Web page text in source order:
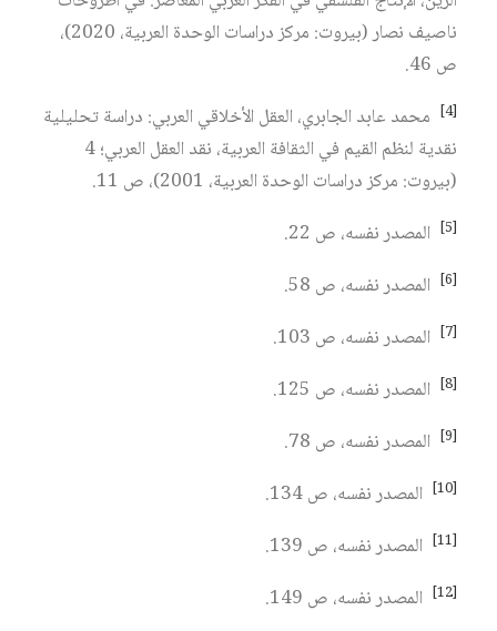
ناصيف نصار (بيروت: مركز دراسات الوحدة العربية، 2020)،
ص 46.
[4]
محمد عابد الجابري، العقل الأخلاقي العربي: دراسة تحليلية
نقدية لنظم القيم في الثقافة العربية، نقد العقل العربي؛ 4
(بيروت: مركز دراسات الوحدة العربية، 2001)، ص 11.
[5] المصدر نفسه، ص 22.
[6] المصدر نفسه، ص 58.
[7] المصدر نفسه، ص 103.
[8] المصدر نفسه، ص 125.
[9] المصدر نفسه، ص 78.
[10] المصدر نفسه، ص 134.
[11] المصدر نفسه، ص 139.
[12] المصدر نفسه، ص 149.